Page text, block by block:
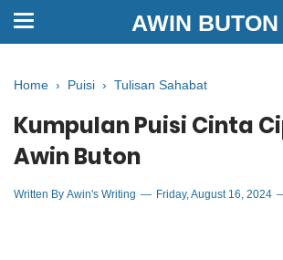
AWIN BUTON
Home › Puisi › Tulisan Sahabat
Kumpulan Puisi Cinta
Awin Buton
Written By Awin's Writing Friday, August 16, 2024